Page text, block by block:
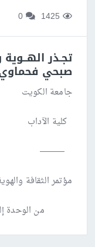
تجـذر
صبحي
جامعة الكويت
كلية الآداب
———
مؤتمر الثقافة
من الوحدة